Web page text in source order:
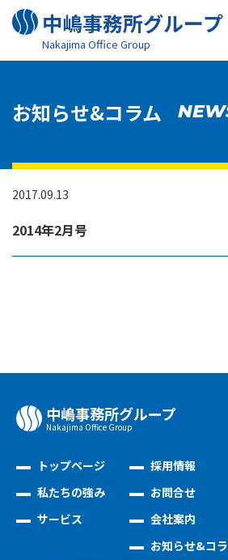
中嶋事務所グループ
Nakajima Oﬃce Group
お知らせ&コラム
2017.09.13
2014年2月号
中嶋事務所グループ
Nakajima Oﬃce Group
トップページ
私たちの強み
サービス
採用情報
お問合せ
会社案内
お知らせ&コ